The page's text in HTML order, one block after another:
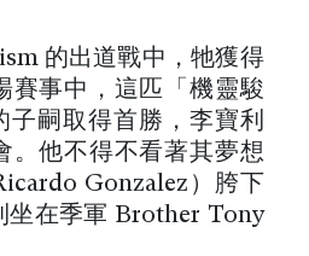
的出道戰中，牠獲得
賽事中，這匹「機靈駿
嗣取得首勝，李寶利
。他不得不看著其夢想
Gonzalez）胯下
坐在季軍 Brother Tony